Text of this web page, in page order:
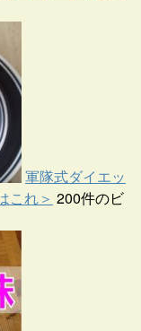
軍隊式ダイエッ
これ＞ 200件のビ